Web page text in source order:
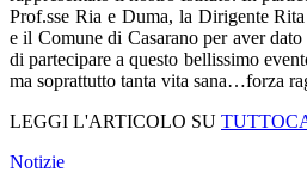
Prof.sse Ria e Duma, la Dirigente
e il Comune di Casarano per aver
di partecipare a questo bellissimo
ma soprattutto tanta vita sana…forza
LEGGI L'ARTICOLO SU
Notizie